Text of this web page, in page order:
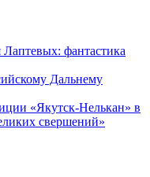
фантастика
Дальнему
«Якутск-Нелькан» в
свершений»